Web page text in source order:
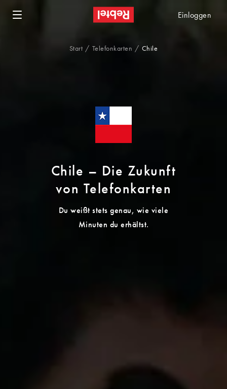
Start Telefonkarten Chile
Einloggen
Chile – Die Zukunft
von Telefonkarten
Du weißt stets genau, wie viele
Minuten du erhältst.